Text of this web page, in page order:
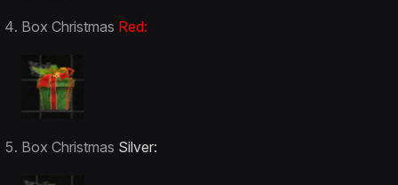
Box Christmas Red:
Box Christmas Silver: